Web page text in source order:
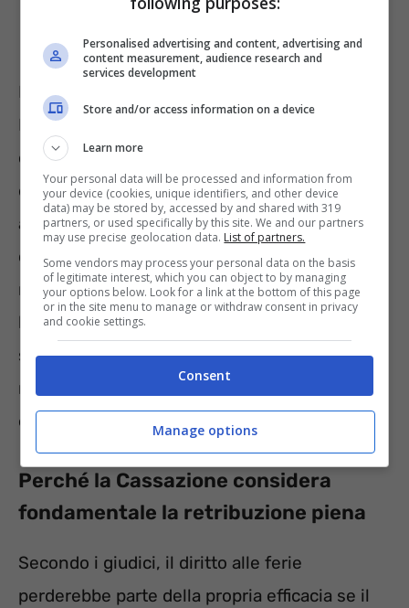
Il principio trova fondamento anche nella
Direttiva 2003/88/CE, secondo la quale il
compenso percepito durante le ferie non
deve trasformarsi in un deterrente
all’esercizio del diritto al riposo annuale. Di
conseguenza, la retribuzione feriale deve
riflettere quella normalmente percepita dal
lavoratore quando svolge la propria attività,
senza decurtazioni riferite agli elementi
retributivi che derivano dalle mansioni
esercitate.
Perché la Cassazione considera
fondamentale la retribuzione piena
Secondo i giudici, il diritto alle ferie
perderebbe parte della propria efficacia se il
Personalised advertising and content, advertising and
content measurement, audience research and
services development
Store and/or access information on a device
Learn more
Your personal data will be processed and information from
your device (cookies, unique identifiers, and other device
data) may be stored by, accessed by and shared with 319
partners, or used specifically by this site. We and our partners
may use precise geolocation data. List of partners.
Some vendors may process your personal data on the basis
of legitimate interest, which you can object to by managing
your options below. Look for a link at the bottom of this page
or in the site menu to manage or withdraw consent in privacy
and cookie settings.
Consent
Manage options